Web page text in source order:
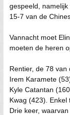
gespeeld,
15-7 van de
Vannacht moet
moeten de heren
Rentier, de 78 van
Irem Karamete
Kyle Catantan
Kwag (423). Enkel
Drie keer,